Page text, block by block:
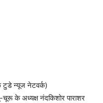
टुडे न्यूज नेटवर्क)
के अध्यक्ष नंदकिशोर पाराशर